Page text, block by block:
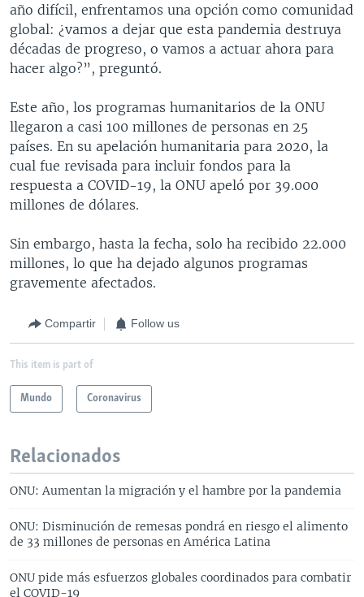
año difícil, enfrentamos una opción como comunidad
global: ¿vamos a dejar que esta pandemia destruya
décadas de progreso, o vamos a actuar ahora para
hacer algo?”, preguntó.
Este año, los programas humanitarios de la ONU
llegaron a casi 100 millones de personas en 25
países. En su apelación humanitaria para 2020, la
cual fue revisada para incluir fondos para la
respuesta a COVID-19, la ONU apeló por 39.000
millones de dólares.
Sin embargo, hasta la fecha, solo ha recibido 22.000
millones, lo que ha dejado algunos programas
gravemente afectados.
Compartir Follow us
This item is part of
Mundo Coronavirus
Relacionados
ONU: Aumentan la migración y el hambre por la pandemia
ONU: Disminución de remesas pondrá en riesgo el alimento
de 33 millones de personas en América Latina
ONU pide más esfuerzos globales coordinados para combatir
el COVID-19